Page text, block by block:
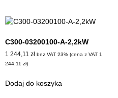
C300-03200100-A-2,2kW
1 244,11 zł bez VAT 23% (cena z VAT 1
244,11 zł)
Dodaj do koszyka